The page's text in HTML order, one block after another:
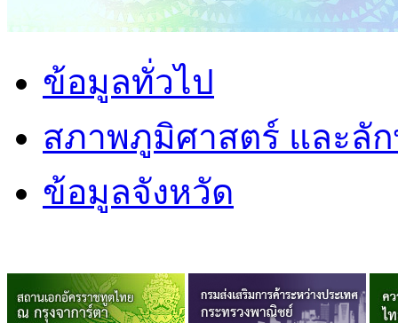
ข้อมูลทั่วไป
สภาพภูมิศาสตร์ และลั
ข้อมูลจังหวัด